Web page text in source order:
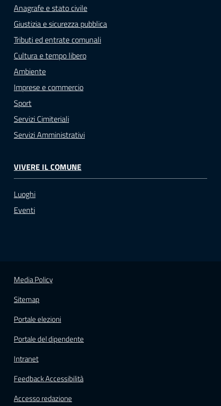
Anagrafe e stato civile
Giustizia e sicurezza pubblica
Tributi ed entrate comunali
Cultura e tempo libero
Ambiente
Imprese e commercio
Sport
Servizi Cimiteriali
Servizi Amministrativi
VIVERE IL COMUNE
Luoghi
Eventi
Media Policy
Sitemap
Portale elezioni
Portale del dipendente
Intranet
Feedback Accessibilità
Accesso redazione